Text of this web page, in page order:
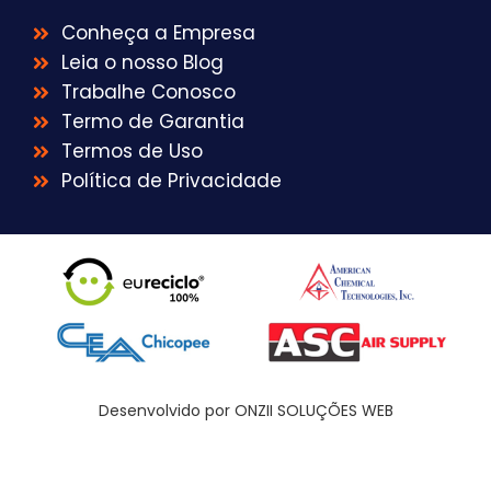
Conheça a Empresa
Leia o nosso Blog
Trabalhe Conosco
Termo de Garantia
Termos de Uso
Política de Privacidade
Desenvolvido por ONZII SOLUÇÕES WEB